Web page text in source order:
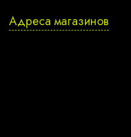
Адреса магазинов